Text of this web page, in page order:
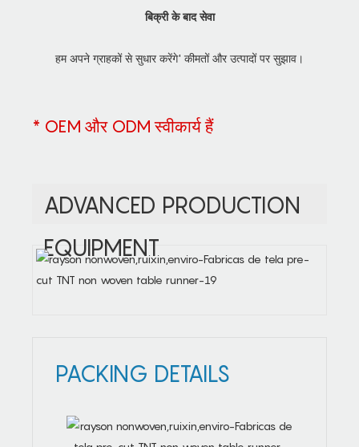
बिक्री के बाद सेवा
हम अपने ग्राहकों से सुधार करेंगे' कीमतों और उत्पादों पर सुझाव।
* OEM और ODM स्वीकार्य हैं
ADVANCED PRODUCTION
EQUIPMENT
PACKING DETAILS